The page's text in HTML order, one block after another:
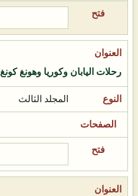
رحلات اليابان وكوريا وهونغ كونغ
المجلد الثالث